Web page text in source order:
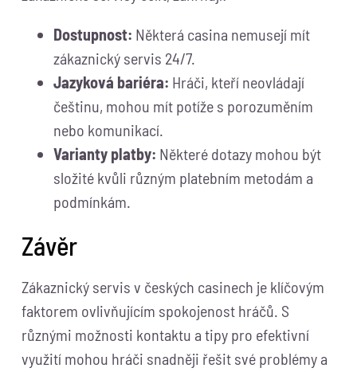
Dostupnost: Některá casina nemusejí mít
zákaznický servis 24/7.
Jazyková bariéra: Hráči, kteří neovládají
češtinu, mohou mít potíže s porozuměním
nebo komunikací.
Varianty platby: Některé dotazy mohou být
složité kvůli různým platebním metodám a
podmínkám.
Závěr
Zákaznický servis v českých casinech je klíčovým
faktorem ovlivňujícím spokojenost hráčů. S
různými možnosti kontaktu a tipy pro efektivní
využití mohou hráči snadněji řešit své problémy a